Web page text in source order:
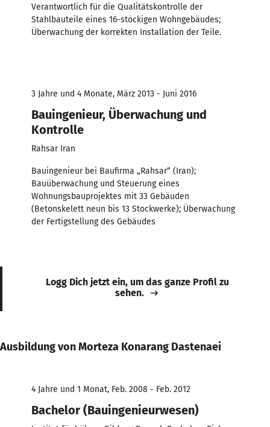
Verantwortlich für die Qualitätskontrolle der
Stahlbauteile eines 16-stöckigen Wohngebäudes;
Überwachung der korrekten Installation der Teile.
3 Jahre und 4 Monate, März 2013 - Juni 2016
Bauingenieur, Überwachung und
Kontrolle
Rahsar Iran
Bauingenieur bei Baufirma „Rahsar“ (Iran);
Bauüberwachung und Steuerung eines
Wohnungsbauprojektes mit 33 Gebäuden
(Betonskelett neun bis 13 Stockwerke); Überwachung
der Fertigstellung des Gebäudes
Logg Dich jetzt ein, um das ganze Profil zu
sehen.
Ausbildung von Morteza Konarang Dastenaei
4 Jahre und 1 Monat, Feb. 2008 - Feb. 2012
Bachelor (Bauingenieurwesen)